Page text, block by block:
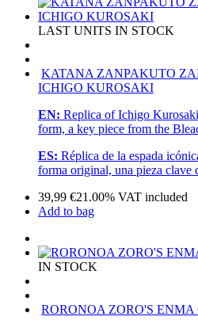
LAST UNITS IN STOCK
KATANA ZANPAKUTO
ICHIGO KUROSAKI
EN: Replica of Ichigo
form, a key piece from the
ES: Réplica de la espada
forma original, una pieza clave
39,99 €21.00% VAT included
Add to bag
IN STOCK
RORONOA ZORO'S ENMA